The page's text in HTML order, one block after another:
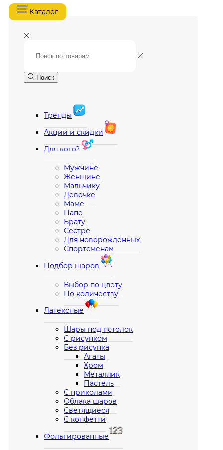
Каталог
Поиск
Тренды
Акции и скидки
Для кого?
Мужчине
Женщине
Мальчику
Девочке
Маме
Папе
Брату
Сестре
Для новорожденных
Спортсменам
Подбор шаров
Выбор по цвету
По количеству
Латексные
Шары под потолок
С рисунком
Без рисунка
Агаты
Хром
Металлик
Пастель
С приколами
Облака шаров
Светящиеся
С конфетти
Фольгированные